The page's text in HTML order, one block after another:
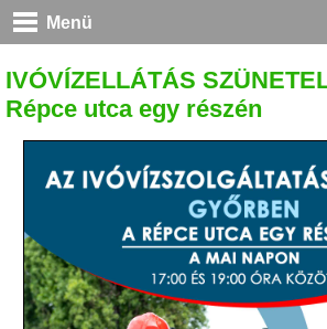
Menü
IVÓVÍZELLÁTÁS
Répce utca egy részén